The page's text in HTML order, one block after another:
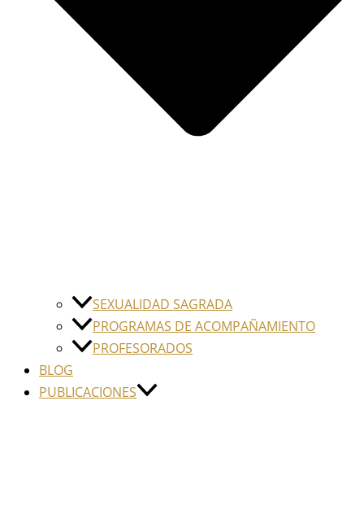
SEXUALIDAD SAGRADA
PROGRAMAS DE ACOMPAÑAMIENTO
PROFESORADOS
BLOG
PUBLICACIONES